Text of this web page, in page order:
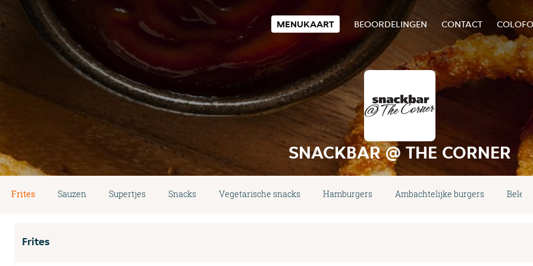
MENUKAART BEOORDELINGEN CONTACT
SNACKBAR @ THE CORNER
Frites Sauzen Supertjes Snacks Vegetarische snacks Hamburgers Ambachtelijke burgers
Frites